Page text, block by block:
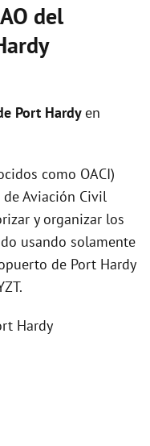
del
Port Hardyen
como OACI)
Aviación Civil
y organizar los
usando solamente
de Port Hardy
Hardy